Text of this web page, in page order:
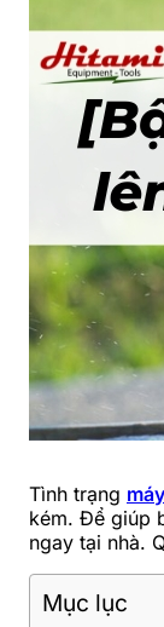
Tình trạng
kém. Để giúp
ngay tại nhà.
Mục lục